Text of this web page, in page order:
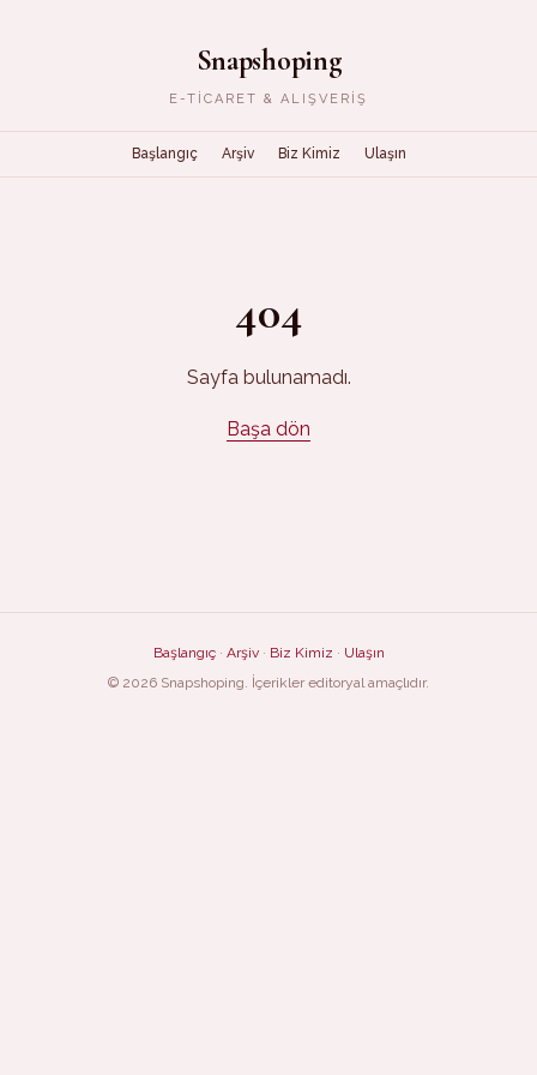
Snapshoping
E-TICARET & ALIŞVERIŞ
Başlangıç Arşiv Biz Kimiz Ulaşın
404
Sayfa bulunamadı.
Başa dön
Başlangıç· Arşiv· Biz Kimiz · Ulaşın
© 2026 Snapshoping. İçerikler editoryal amaçlıdır.